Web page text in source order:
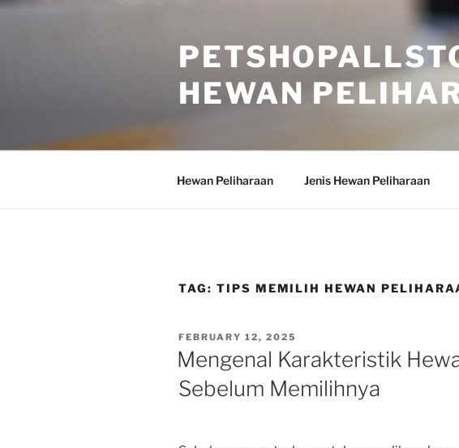
Skip
HEWAN
Hewan Peliharaan Jenis Hewan Peliharaan
TAG: TIPS MEMILIH HEWAN
POSTED
ON
FEBRUARY 12, 2025
Mengenal Karakteristik
Sebelum Memilihnya